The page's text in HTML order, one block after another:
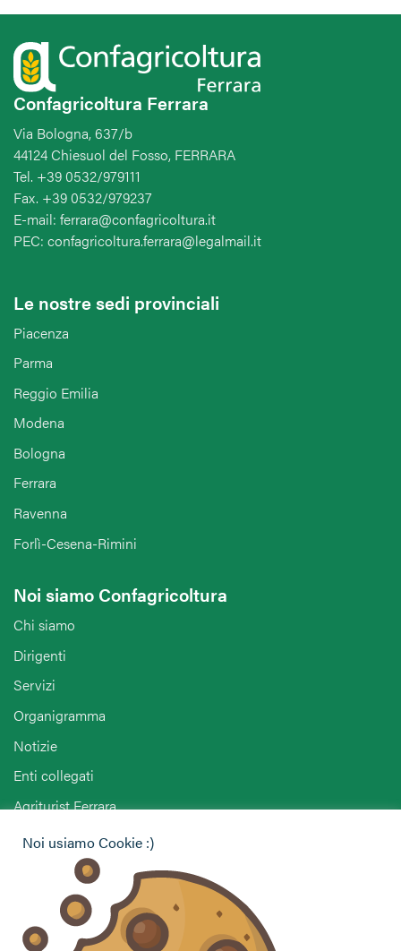
Confagricoltura Ferrara
Via Bologna, 637/b
44124 Chiesuol del Fosso, FERRARA
Tel. +39 0532/979111
Fax. +39 0532/979237
E-mail: ferrara@confagricoltura.it
PEC: confagricoltura.ferrara@legalmail.it
Le nostre sedi provinciali
Piacenza
Parma
Reggio Emilia
Modena
Bologna
Ferrara
Ravenna
Forlì-Cesena-Rimini
Noi siamo Confagricoltura
Chi siamo
Dirigenti
Servizi
Organigramma
Notizie
Enti collegati
Agriturist Ferrara
ANGA Ferrara
Hai bisogno di informazioni?
Vuoi contattarci per ricevere assistenza, lasciare un
commento o chiedere informazioni?
Noi usiamo Cookie :)